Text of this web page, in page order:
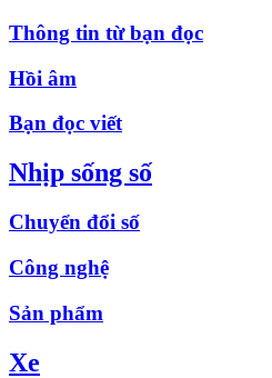
Thông tin từ bạn đọc
Hồi âm
Bạn đọc viết
Nhịp sống số
Chuyển đổi số
Công nghệ
Sản phẩm
Xe